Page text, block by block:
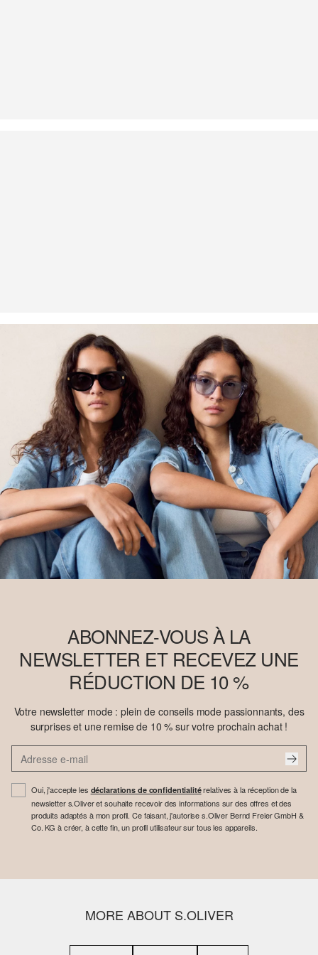
ABONNEZ-VOUS À LA
NEWSLETTER ET RECEVEZ UNE
RÉDUCTION DE 10 %
Votre newsletter mode : plein de conseils mode passionnants, des
surprises et une remise de 10 % sur votre prochain achat !
Oui, j'accepte les déclarations de confidentialitérelatives à la réception de la
newsletter s.Oliver et souhaite recevoir des informations sur des offres et des
produits adaptés à mon profil. Ce faisant, j'autorise s.Oliver Bernd Freier GmbH &
Co. KG à créer, à cette fin, un profil utilisateur sur tous les appareils.
MORE ABOUT S.OLIVER